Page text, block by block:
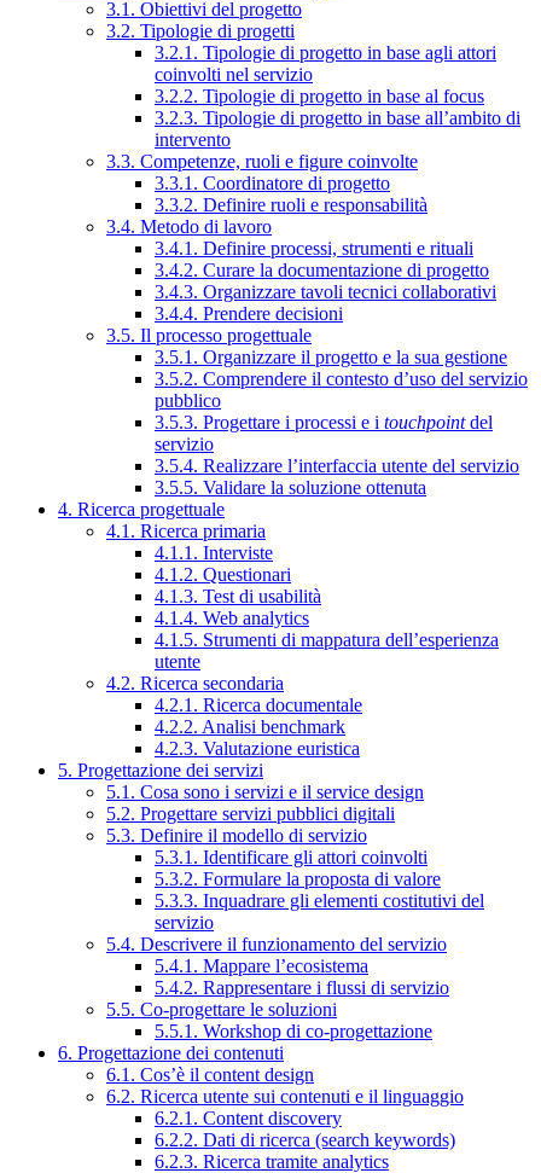
3.1. Obiettivi del progetto
3.2. Tipologie di progetti
3.2.1. Tipologie di progetto in base agli attori
coinvolti nel servizio
3.2.2. Tipologie di progetto in base al focus
3.2.3. Tipologie di progetto in base all’ambito di
intervento
3.3. Competenze, ruoli e figure coinvolte
3.3.1. Coordinatore di progetto
3.3.2. Definire ruoli e responsabilità
3.4. Metodo di lavoro
3.4.1. Definire processi, strumenti e rituali
3.4.2. Curare la documentazione di progetto
3.4.3. Organizzare tavoli tecnici collaborativi
3.4.4. Prendere decisioni
3.5. Il processo progettuale
3.5.1. Organizzare il progetto e la sua gestione
3.5.2. Comprendere il contesto d’uso del servizio
pubblico
3.5.3. Progettare i processi e i touchpointdel
servizio
3.5.4. Realizzare l’interfaccia utente del servizio
3.5.5. Validare la soluzione ottenuta
4. Ricerca progettuale
4.1. Ricerca primaria
4.1.1. Interviste
4.1.2. Questionari
4.1.3. Test di usabilità
4.1.4. Web analytics
4.1.5. Strumenti di mappatura dell’esperienza
utente
4.2. Ricerca secondaria
4.2.1. Ricerca documentale
4.2.2. Analisi benchmark
4.2.3. Valutazione euristica
5. Progettazione dei servizi
5.1. Cosa sono i servizi e il service design
5.2. Progettare servizi pubblici digitali
5.3. Definire il modello di servizio
5.3.1. Identificare gli attori coinvolti
5.3.2. Formulare la proposta di valore
5.3.3. Inquadrare gli elementi costitutivi del
servizio
5.4. Descrivere il funzionamento del servizio
5.4.1. Mappare l’ecosistema
5.4.2. Rappresentare i flussi di servizio
5.5. Co-progettare le soluzioni
5.5.1. Workshop di co-progettazione
6. Progettazione dei contenuti
6.1. Cos’è il content design
6.2. Ricerca utente sui contenuti e il linguaggio
6.2.1. Content discovery
6.2.2. Dati di ricerca (search keywords)
6.2.3. Ricerca tramite analytics